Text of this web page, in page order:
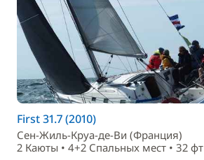
First 31.7 (2010)
Сен-Жиль-Круа-де-Ви (Франция)
2 Каюты • 4+2 Спальныx мест • 32 фт